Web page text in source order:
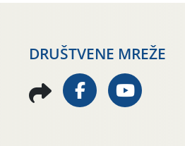
DRUŠTVENE MREŽE